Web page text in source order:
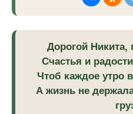
Дорогой Никита,
Счастья и
Чтоб каждое утро
А жизнь не